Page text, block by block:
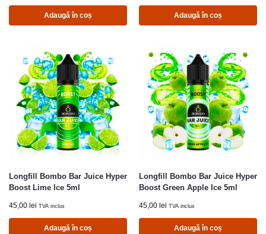
Adaugă în coș Adaugă în coș
Longfill Bombo Bar Juice Hyper
Boost Lime Ice 5ml
45,00 lei TVA inclus
Adaugă în coș
Longfill Bombo Bar Juice Hyper
Boost Green Apple Ice 5ml
45,00 lei TVA inclus
Adaugă în coș